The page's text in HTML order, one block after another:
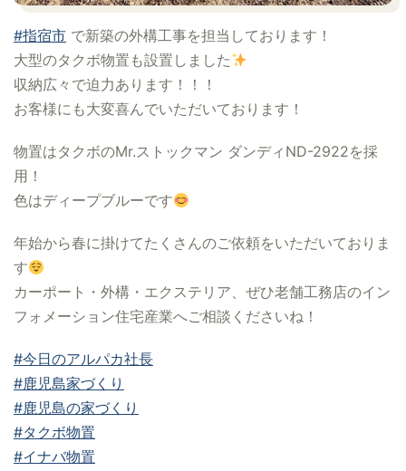
#指宿市 で新築の外構工事を担当しております！
大型のタクボ物置も設置しました
収納広々で迫力あります！！！
お客様にも大変喜んでいただいております！
物置はタクボのMr.ストックマン ダンディND-2922を採
用！
色はディープブルーです
年始から春に掛けてたくさんのご依頼をいただいておりま
す
カーポート・外構・エクステリア、ぜひ老舗工務店のイン
フォメーション住宅産業へご相談くださいね！
#今日のアルパカ社長
#鹿児島家づくり
#鹿児島の家づくり
#タクボ物置
#イナバ物置